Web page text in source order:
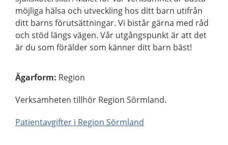
möjliga hälsa och utveckling hos ditt barn utifrån
ditt barns förutsättningar. Vi bistår gärna med råd
och stöd längs vägen. Vår utgångspunkt är att det
är du som förälder som känner ditt barn bäst!
Ägarform: Region
Verksamheten tillhör Region Sörmland.
Patientavgifter i Region Sörmland